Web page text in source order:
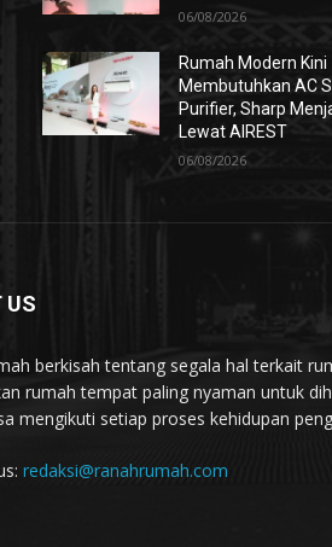
06/08/2026
Rumah Modern Kini
Membutuhkan AC
Purifier, Sharp
Lewat AIREST
06/08/2026
US
berkisah tentang segala hal terkait
rumah tempat paling nyaman untuk
mengikuti setiap proses kehidupan
redaksi@ranahrumah.com